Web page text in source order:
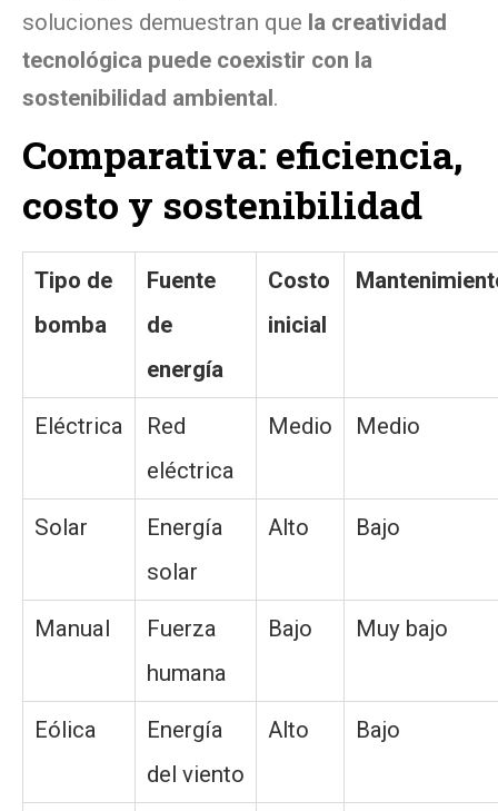
soluciones demuestran que la creatividad
tecnológica puede coexistir con la
sostenibilidad ambiental.
Comparativa: eficiencia,
costo y sostenibilidad
Tipo de
bomba
Fuente
de
energía
Costo
inicial
Eléctrica
Red
eléctrica
Medio Medio
Solar
Energía
solar
Alto Bajo
Manual
Fuerza
humana
Bajo Muy bajo
Eólica
Energía
del viento
Alto Bajo